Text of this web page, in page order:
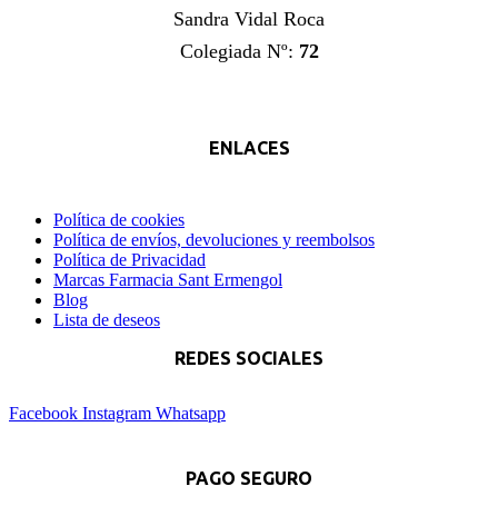
Sandra Vidal Roca
Colegiada Nº: 72
ENLACES
Política de cookies
Política de envíos, devoluciones y reembolsos
Política de Privacidad
Marcas Farmacia Sant Ermengol
Blog
Lista de deseos
REDES SOCIALES
Facebook Instagram Whatsapp
PAGO SEGURO